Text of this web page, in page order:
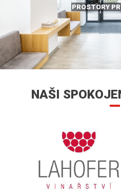
PROSTORY
NAŠI